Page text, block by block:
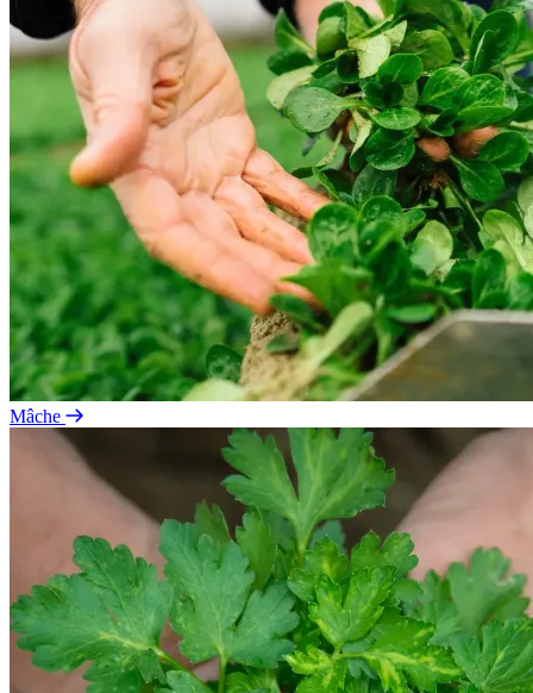
Mâche